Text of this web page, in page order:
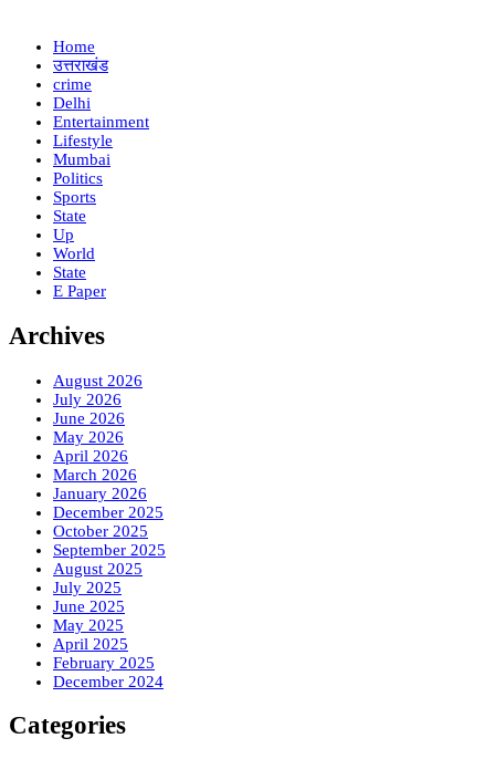
Home
उत्तराखंड
crime
Delhi
Entertainment
Lifestyle
Mumbai
Politics
Sports
State
Up
World
State
E Paper
Archives
August 2026
July 2026
June 2026
May 2026
April 2026
March 2026
January 2026
December 2025
October 2025
September 2025
August 2025
July 2025
June 2025
May 2025
April 2025
February 2025
December 2024
Categories